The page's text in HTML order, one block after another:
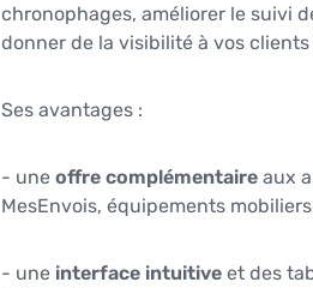
chronophages, améliorer le suivi
donner de la visibilité à vos
Ses avantages :
- une offre complémentaireaux
MesEnvois, équipements
- une interface intuitive et des